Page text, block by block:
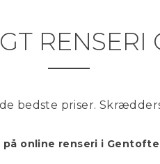
RENSERI
bedste priser.
på online renseri i Gentofte